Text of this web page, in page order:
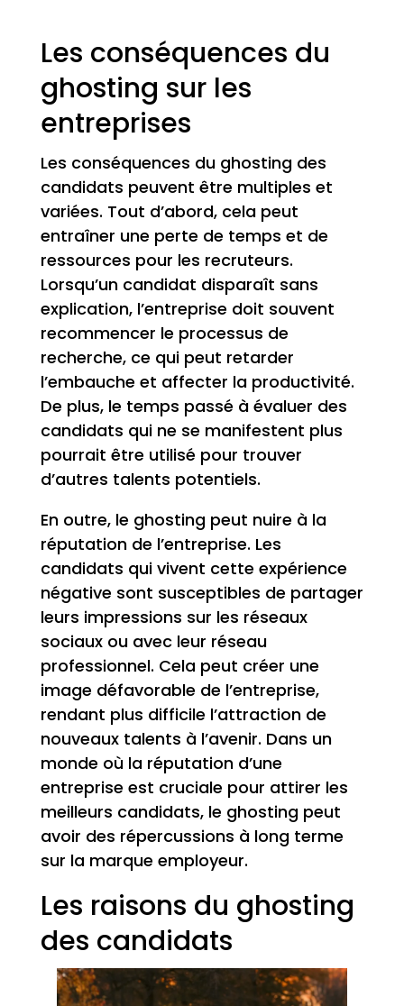
Les conséquences du
ghosting sur les
entreprises
Les conséquences du ghosting des
candidats peuvent être multiples et
variées. Tout d’abord, cela peut
entraîner une perte de temps et de
ressources pour les recruteurs.
Lorsqu’un candidat disparaît sans
explication, l’entreprise doit souvent
recommencer le processus de
recherche, ce qui peut retarder
l’embauche et affecter la productivité.
De plus, le temps passé à évaluer des
candidats qui ne se manifestent plus
pourrait être utilisé pour trouver
d’autres talents potentiels.
En outre, le ghosting peut nuire à la
réputation de l’entreprise. Les
candidats qui vivent cette expérience
négative sont susceptibles de partager
leurs impressions sur les réseaux
sociaux ou avec leur réseau
professionnel. Cela peut créer une
image défavorable de l’entreprise,
rendant plus difficile l’attraction de
nouveaux talents à l’avenir. Dans un
monde où la réputation d’une
entreprise est cruciale pour attirer les
meilleurs candidats, le ghosting peut
avoir des répercussions à long terme
sur la marque employeur.
Les raisons du ghosting
des candidats